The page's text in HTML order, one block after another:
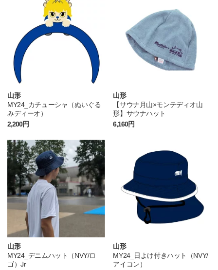
山形
MY24_カチューシャ（ぬいぐる
みディーオ）
2,200円
山形
【サウナ月山×モンテディオ山
形】サウナハット
6,160円
山形
MY24_デニムハット（NVY/ロ
ゴ）Jr
山形
MY24_日よけ付きハット（NVY/
アイコン）